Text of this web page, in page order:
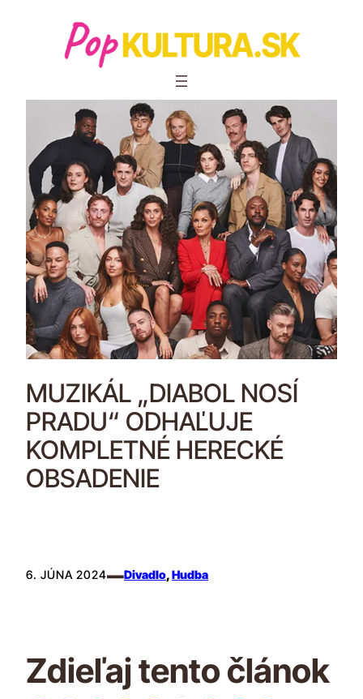
Prejsť
obsah
MUZIKÁL „DIABOL NOSÍ
PRADU“ ODHAĽUJE
KOMPLETNÉ HERECKÉ
OBSADENIE
6. JÚNA 2024–Divadlo, Hudba
Zdieľaj tento článok